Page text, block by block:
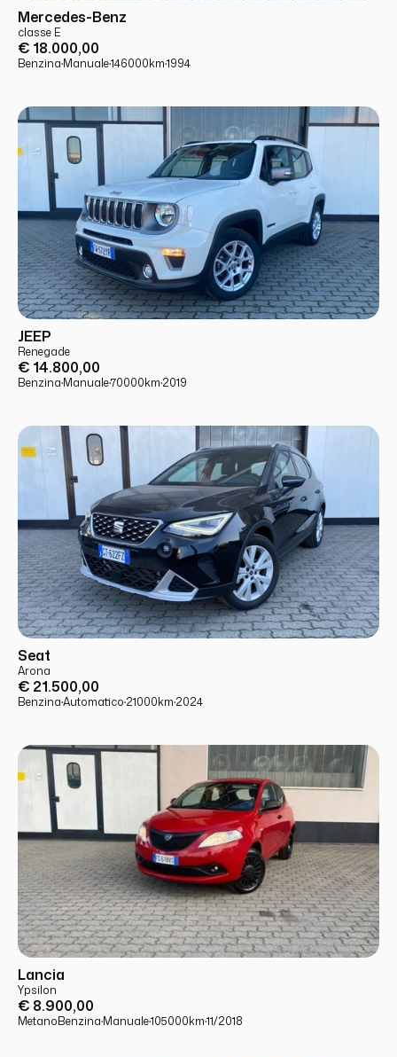
USATO PRONTA CONSEGNA
Mercedes-Benz
classe E
€ 18.000,00
Benzina·Manuale·146000km·1994
USATO
JEEP
Renegade
€ 14.800,00
Benzina·Manuale·70000km·2019
USATO
Seat
Arona
€ 21.500,00
Benzina·Automatico·21000km·2024
USATO
Lancia
Ypsilon
€ 8.900,00
MetanoBenzina·Manuale·105000km·11/2018